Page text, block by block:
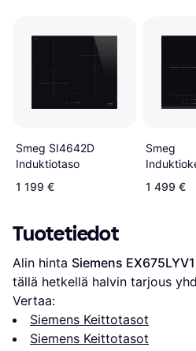
Smeg SI4642D
Induktiotaso
1 199 €
Smeg
cm
1 499 €
Tuotetiedot
Alin hinta Siemens
tällä hetkellä halvin tarjous
Vertaa:
Siemens Keittotasot
Siemens Keittotasot